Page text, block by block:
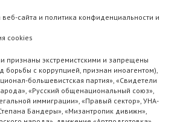
сайта и политика конфиденциальности и
cookies
признаны экстремистскими и запрещены
с коррупцией, признан иноагентом),
большевистская партия», «Свидетели
«Русский общенациональный союз»,
иммиграции», «Правый сектор», УНА-
Бандеры», «Мизантропик дивижн»,